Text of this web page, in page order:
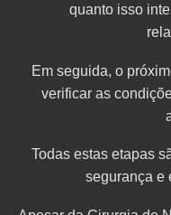
quanto isso
Em seguida, o
verificar as
Todas estas etapas
segurança e